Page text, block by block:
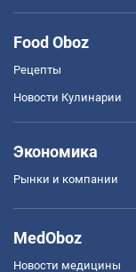
Food Oboz
Рецепты
Новости Кулинарии
Экономика
Рынки и компании
MedOboz
Новости медицины